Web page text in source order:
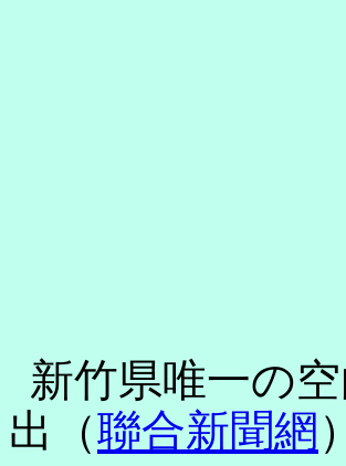
新竹県唯一の
出（聯合新聞網